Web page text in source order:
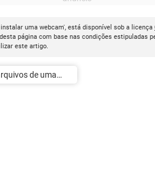
uma webcam', está disponível sob a licença
página com base nas condições estipuladas
este artigo.
de uma